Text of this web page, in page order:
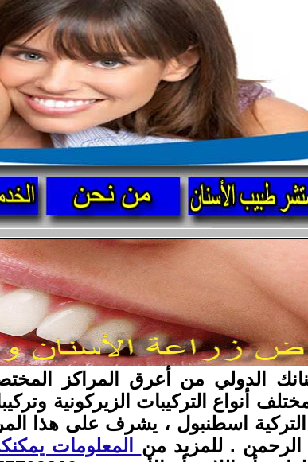
أنواع التركيبات الزيركونية
التركية اسطنبول ، يشرف على هذا
. للمزيد من المعلومات